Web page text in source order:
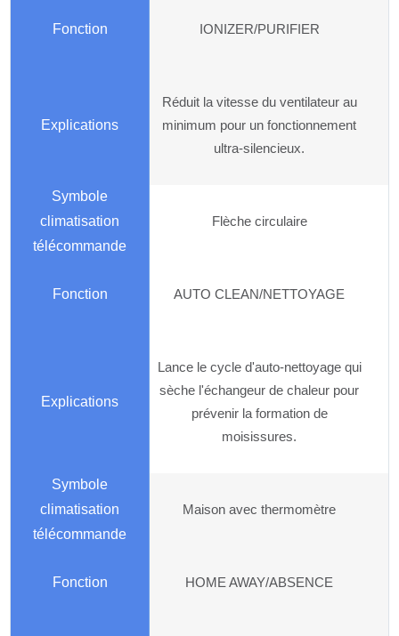
IONIZER/PURIFIER
Réduit la vitesse du ventilateur au
minimum pour un fonctionnement
ultra-silencieux.
Flèche circulaire
AUTO CLEAN/NETTOYAGE
Lance le cycle d'auto-nettoyage qui
sèche l'échangeur de chaleur pour
prévenir la formation de
moisissures.
Maison avec thermomètre
HOME AWAY/ABSENCE